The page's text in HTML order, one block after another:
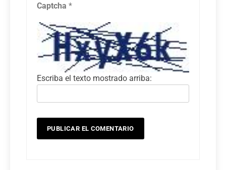
Captcha *
Escriba el texto mostrado arriba: